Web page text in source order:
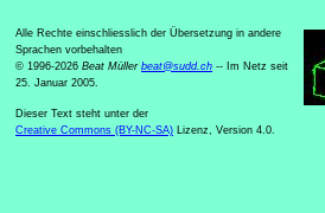
Alle Rechte einschliesslich der Übersetzung in andere
Sprachen vorbehalten
© 1996-2026 Beat Müller beat@sudd.ch -- Im Netz seit
25. Januar 2005.
Dieser Text steht unter der
Creative Commons (BY-NC-SA) Lizenz, Version 4.0.